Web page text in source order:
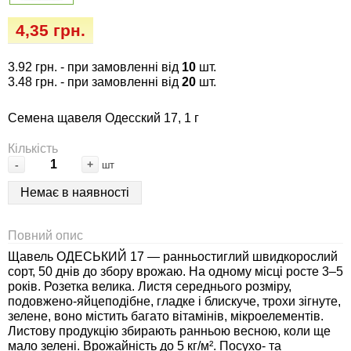
4,35 грн.
3.92 грн. - при замовленні від 10 шт.
3.48 грн. - при замовленні від 20 шт.
Семена щавеля Одесский 17, 1 г
Кількість
- + шт
Немає в наявності
Повний опис
Щавель ОДЕСЬКИЙ 17 — ранньостиглий швидкорослий
сорт, 50 днів до збору врожаю. На одному місці росте 3–5
років. Розетка велика. Листя середнього розміру,
подовжено-яйцеподібне, гладке і блискуче, трохи зігнуте,
зелене, воно містить багато вітамінів, мікроелементів.
Листову продукцію збирають ранньою весною, коли ще
мало зелені. Врожайність до 5 кг/м². Посухо- та
Семена перца
Семена петрушки
Семена пряных трав
Семена редиса
Семена редьки
Семена салата
Семена свеклы
Семена сельдерея
Удобрения «Сударушка», «Рязаночка»
100 г
Удобрения «Чистый лист» кристаллические
Опрыскиватели
Горшки для цветов, кашпо
Перчатки
Тенты
Средства защиты от колорадского жука
Средства защиты от тараканов, прусаков,
клопов, блох, домашних и садовых муравьев
Средства защиты от комаров, москитов,
клещей, ос, мошек, слепней